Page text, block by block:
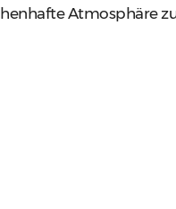
Atmosphäre